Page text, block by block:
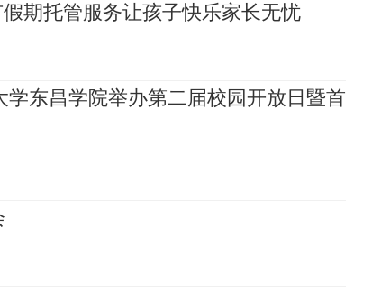
期托管服务让孩子快乐家长无忧
东昌学院举办第二届校园开放日暨首